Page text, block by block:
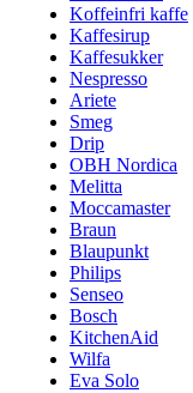
Koffeinfri kaffe
Kaffesirup
Kaffesukker
Nespresso
Ariete
Smeg
Drip
OBH Nordica
Melitta
Moccamaster
Braun
Blaupunkt
Philips
Senseo
Bosch
KitchenAid
Wilfa
Eva Solo